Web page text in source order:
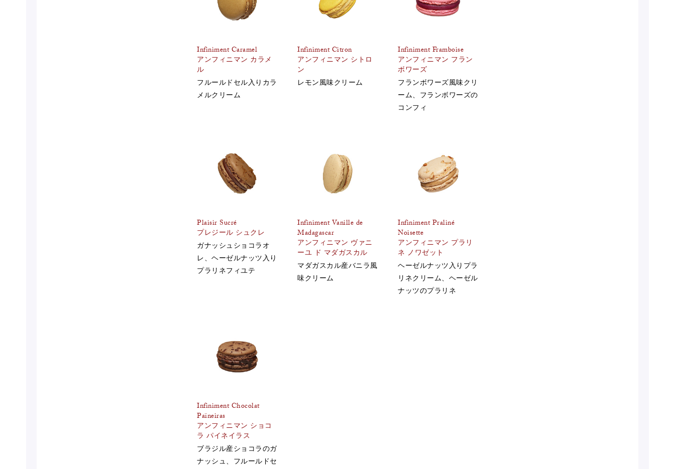
Infiniment Caramel
アンフィニマン カラメ
ル
フルールドセル入りカラ
メルクリーム
Infiniment Citron
アンフィニマン シトロ
ン
レモン風味クリーム
Infiniment Framboise
アンフィニマン フラン
ボワーズ
フランボワーズ風味クリ
ーム、フランボワーズの
コンフィ
Plaisir Sucré
プレジール シュクレ
ガナッシュショコラオ
レ、ヘーゼルナッツ入り
プラリネフィユテ
Infiniment Vanille de
Madagascar
アンフィニマン ヴァニ
ーユ ド マダガスカル
マダガスカル産バニラ風
味クリーム
Infiniment Praliné
Noisette
アンフィニマン プラリ
ネ ノワゼット
ヘーゼルナッツ入りプラ
リネクリーム、ヘーゼル
ナッツのプラリネ
Infiniment Chocolat
Païneiras
アンフィニマン ショコ
ラ パイネイラス
ブラジル産ショコラのガ
ナッシュ、フルールドセ